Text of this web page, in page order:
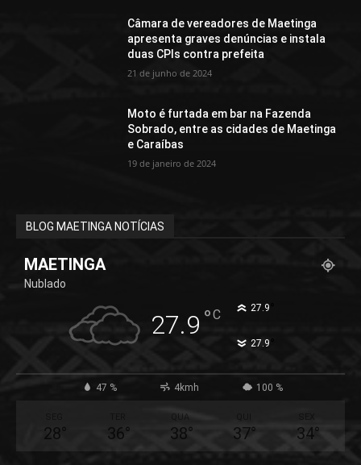
Câmara de vereadores de Maetinga
apresenta graves denúncias e instala
duas CPIs contra prefeita
21 de junho de 2024
Moto é furtada em bar na Fazenda
Sobrado, entre as cidades de Maetinga
e Caraíbas
19 de janeiro de 2024
BLOG MAETINGA NOTÍCIAS
MAETINGA
Nublado
27.9 °C 27.9
27.9
47 % 4kmh 100 %
28° 36°
QUA
38° 37° 34°